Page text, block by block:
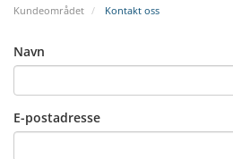
Kundeområdet Kontakt oss
Navn
E-postadresse